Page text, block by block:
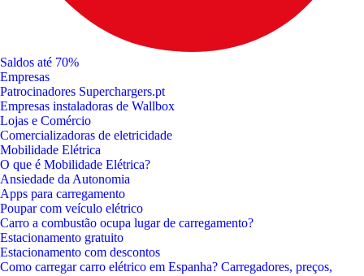
Saldos até 70%
Empresas
Patrocinadores Superchargers.pt
Empresas instaladoras de Wallbox
Lojas e Comércio
Comercializadoras de eletricidade
Mobilidade Elétrica
O que é Mobilidade Elétrica?
Ansiedade da Autonomia
Apps para carregamento
Poupar com veículo elétrico
Carro a combustão ocupa lugar de carregamento?
Estacionamento gratuito
Estacionamento com descontos
Como carregar carro elétrico em Espanha? Carregadores, preços,